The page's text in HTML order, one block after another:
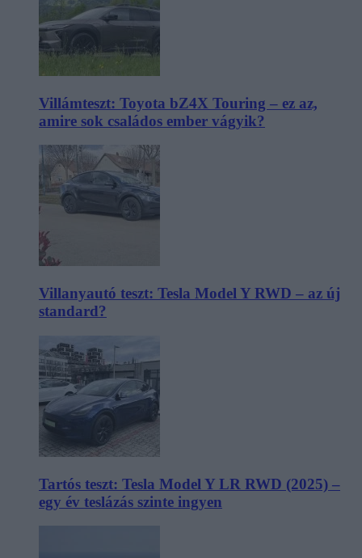
Villámteszt: Toyota bZ4X Touring – ez az,
amire sok családos ember vágyik?
Villanyautó teszt: Tesla Model Y RWD – az új
standard?
Tartós teszt: Tesla Model Y LR RWD (2025) –
egy év teslázás szinte ingyen